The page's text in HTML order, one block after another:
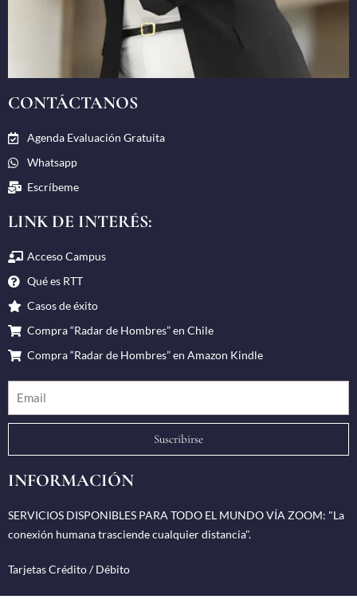
CONTÁCTANOS
Agenda Evaluación Gratuita
Whatsapp
Escríbeme
LINK DE INTERÉS:
Acceso Campus
Qué es RTT
Casos de éxito
Compra “Radar de Hombres” en Chile
Compra “Radar de Hombres” en Amazon Kindle
Suscribirse
INFORMACIÓN
SERVICIOS DISPONIBLES PARA TODO EL MUNDO VÍA ZOOM: "La
conexión humana trasciende cualquier distancia".
Tarjetas Crédito / Débito